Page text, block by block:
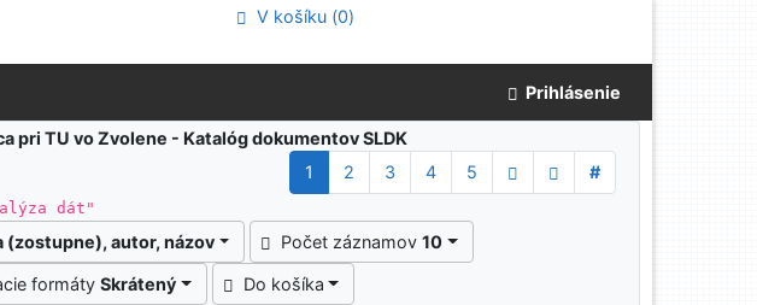
V košíku (0)
Prihlásenie
pri TU vo Zvolene - Katalóg dokumentov SLDK
1 2 3 4 5
#
dát"
(zostupne), autor, názov Počet záznamov10
formátySkrátený Do košíka